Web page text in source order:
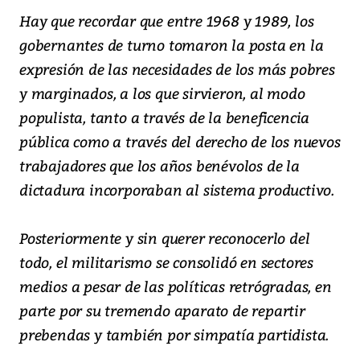
Hay que recordar que entre 1968 y 1989, los
gobernantes de turno tomaron la posta en la
expresión de las necesidades de los más pobres
y marginados, a los que sirvieron, al modo
populista, tanto a través de la beneficencia
pública como a través del derecho de los nuevos
trabajadores que los años benévolos de la
dictadura incorporaban al sistema productivo.
Posteriormente y sin querer reconocerlo del
todo, el militarismo se consolidó en sectores
medios a pesar de las políticas retrógradas, en
parte por su tremendo aparato de repartir
prebendas y también por simpatía partidista.